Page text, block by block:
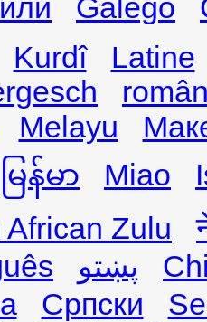
Galego
Kurdî
Latine
Melayu
မြန်မာ Miao
African Zulu
پښتو
Српски